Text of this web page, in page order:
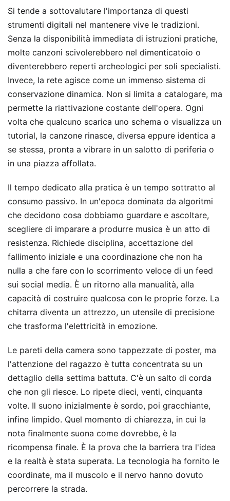
Si tende a sottovalutare l'importanza di questi
strumenti digitali nel mantenere vive le tradizioni.
Senza la disponibilità immediata di istruzioni pratiche,
molte canzoni scivolerebbero nel dimenticatoio o
diventerebbero reperti archeologici per soli specialisti.
Invece, la rete agisce come un immenso sistema di
conservazione dinamica. Non si limita a catalogare, ma
permette la riattivazione costante dell'opera. Ogni
volta che qualcuno scarica uno schema o visualizza un
tutorial, la canzone rinasce, diversa eppure identica a
se stessa, pronta a vibrare in un salotto di periferia o
in una piazza affollata.
Il tempo dedicato alla pratica è un tempo sottratto al
consumo passivo. In un'epoca dominata da algoritmi
che decidono cosa dobbiamo guardare e ascoltare,
scegliere di imparare a produrre musica è un atto di
resistenza. Richiede disciplina, accettazione del
fallimento iniziale e una coordinazione che non ha
nulla a che fare con lo scorrimento veloce di un feed
sui social media. È un ritorno alla manualità, alla
capacità di costruire qualcosa con le proprie forze. La
chitarra diventa un attrezzo, un utensile di precisione
che trasforma l'elettricità in emozione.
Le pareti della camera sono tappezzate di poster, ma
l'attenzione del ragazzo è tutta concentrata su un
dettaglio della settima battuta. C'è un salto di corda
che non gli riesce. Lo ripete dieci, venti, cinquanta
volte. Il suono inizialmente è sordo, poi gracchiante,
infine limpido. Quel momento di chiarezza, in cui la
nota finalmente suona come dovrebbe, è la
ricompensa finale. È la prova che la barriera tra l'idea
e la realtà è stata superata. La tecnologia ha fornito le
coordinate, ma il muscolo e il nervo hanno dovuto
percorrere la strada.